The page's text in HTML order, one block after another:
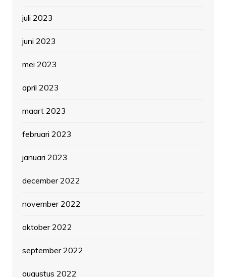
juli 2023
juni 2023
mei 2023
april 2023
maart 2023
februari 2023
januari 2023
december 2022
november 2022
oktober 2022
september 2022
augustus 2022